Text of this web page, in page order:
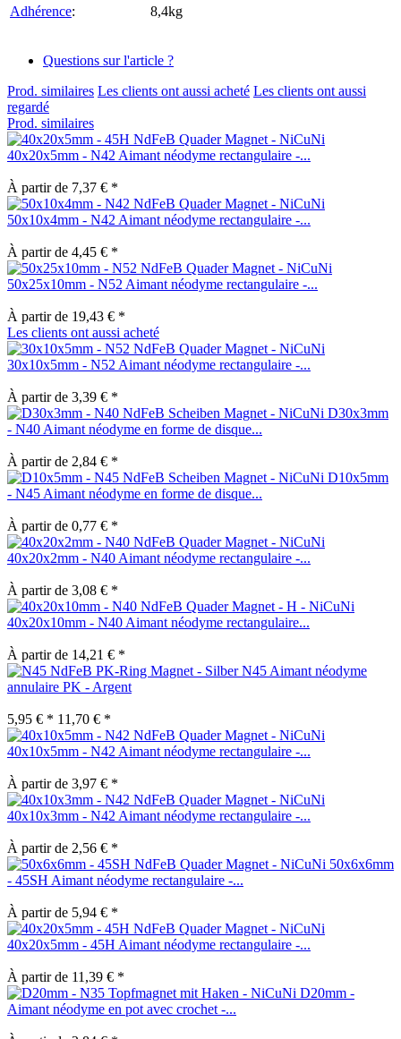
Adhérence: 8,4kg
Questions sur l'article ?
Prod. similaires Les clients ont aussi acheté Les clients ont aussi
regardé
Prod. similaires
40x20x5mm - N42 Aimant néodyme rectangulaire -...
À partir de 7,37 € *
50x10x4mm - N42 Aimant néodyme rectangulaire -...
À partir de 4,45 € *
50x25x10mm - N52 Aimant néodyme rectangulaire -...
À partir de 19,43 € *
Les clients ont aussi acheté
30x10x5mm - N52 Aimant néodyme rectangulaire -...
À partir de 3,39 € *
D30x3mm
- N40 Aimant néodyme en forme de disque...
À partir de 2,84 € *
D10x5mm
- N45 Aimant néodyme en forme de disque...
À partir de 0,77 € *
40x20x2mm - N40 Aimant néodyme rectangulaire -...
À partir de 3,08 € *
40x20x10mm - N40 Aimant néodyme rectangulaire...
À partir de 14,21 € *
N45 Aimant néodyme
annulaire PK - Argent
5,95 € * 11,70 € *
40x10x5mm - N42 Aimant néodyme rectangulaire -...
À partir de 3,97 € *
40x10x3mm - N42 Aimant néodyme rectangulaire -...
À partir de 2,56 € *
50x6x6mm
- 45SH Aimant néodyme rectangulaire -...
À partir de 5,94 € *
40x20x5mm - 45H Aimant néodyme rectangulaire -...
À partir de 11,39 € *
D20mm -
Aimant néodyme en pot avec crochet -...